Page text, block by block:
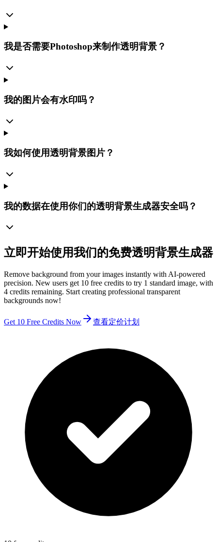
我是否需要Photoshop来制作透明背景？
我的图片会有水印吗？
我如何使用透明背景图片？
我的数据在使用你们的透明背景生成器安全吗？
立即开始使用我们的免费透明背景生成器
Remove background from your images instantly with AI-powered
precision. New users get 10 free credits to try 1 standard image, with
4 credits remaining. Start creating professional transparent
backgrounds now!
Get 10 Free Credits Now 查看定价计划